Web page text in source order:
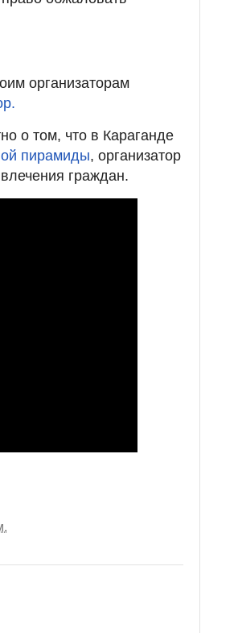
организаторам
о том, что в Караганде
пирамиды, организатор
граждан.